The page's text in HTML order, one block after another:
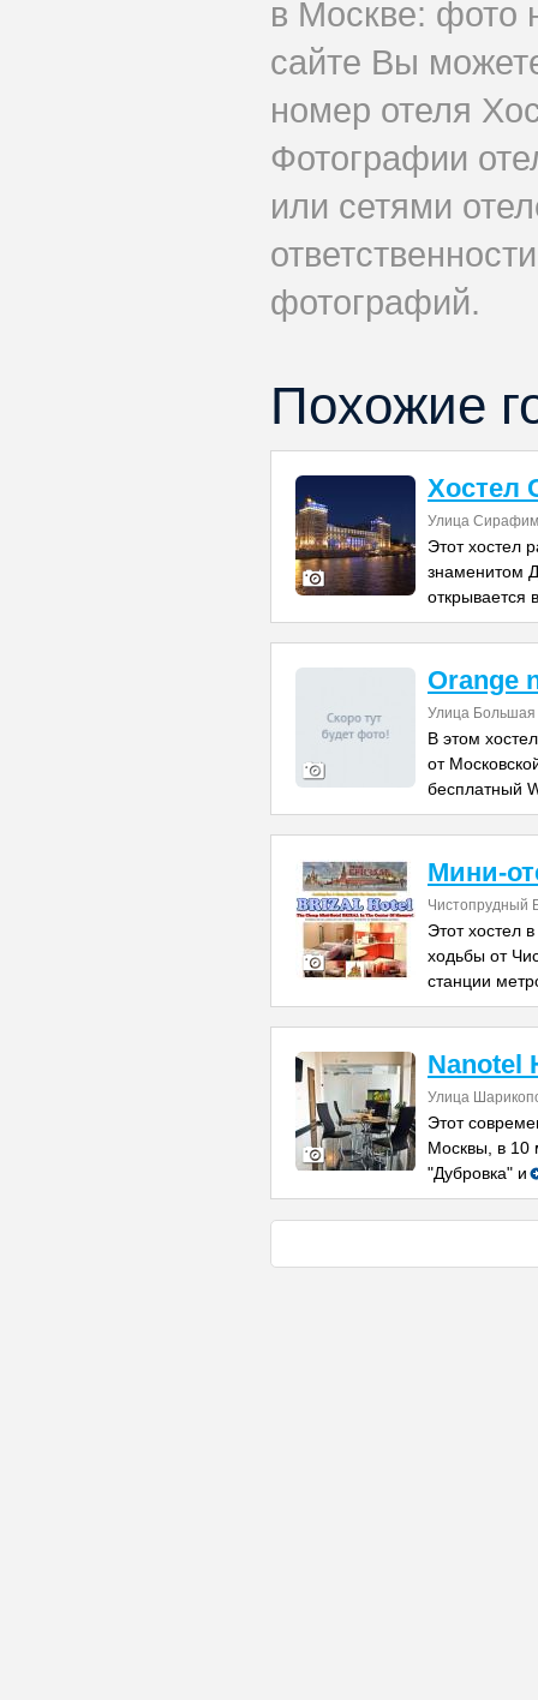
в Москве: фото
сайте Вы
номер отеля
Фотографии
или сетями
фотографий.
Похожие
Хостел
Улица
Этот хостел
знаменитом
открывается
Orange
Улица Большая
В этом
от
бесплатный
Мини-
Чистопрудный
Этот хостел
ходьбы от
станции
Nanotel
Улица
Этот
Москвы, в 10
"Дубровка" и